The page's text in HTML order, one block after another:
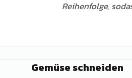
Reihenfolge,
Gemüse schneiden